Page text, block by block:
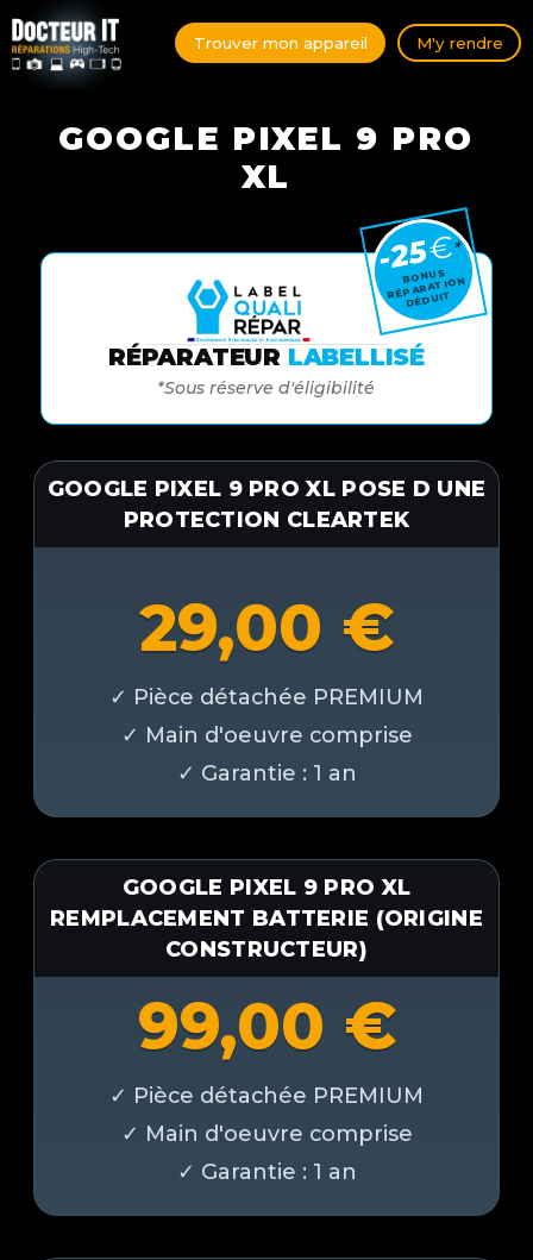
Trouver mon appareil M'y rendre
GOOGLE PIXEL 9 PRO
XL
RÉPARATEUR LABELLISÉ
*Sous réserve d'éligibilité
-25€*
BONUS
RÉPARATION
DÉDUIT
GOOGLE PIXEL 9 PRO XL POSE D UNE
PROTECTION CLEARTEK
29,00 €
GOOGLE PIXEL 9 PRO XL
REMPLACEMENT BATTERIE (ORIGINE
CONSTRUCTEUR)
99,00 €